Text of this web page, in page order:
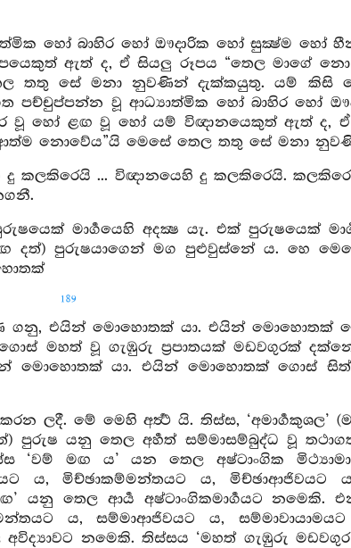
හෝ බාහිර හෝ ඖදාරික හෝ සුක්‍ෂ්ම හෝ
ඇත් ද, ඒ සියලු රූපය “තෙල මාගේ
තතු සේ මනා නුවණින් දැක්කයුතු. යම් කිසි
පච්චුප්පන්න වූ ආධ්‍යාත්මික හෝ බාහිර හෝ
වූ හෝ ළඟ වූ හෝ යම් විඥානයෙකුත් ඇත් ද, ඒ
නොවේය”යි මෙසේ තෙල තතු සේ මනා
දු කලකිරෙයි ... විඥානයෙහි දු කලකිරෙයි.
මාර්‍ගයෙහි අදක්‍ෂ යැ. එක් පුරුෂයෙක්
දත්) පුරුෂයාගෙන් මග පුළුවුස්නේ ය. හෙ
189
ගනු, එයින් මොහොතක් යා. එයින් මොහොතක්
මහත් වූ ගැඹුරු ප්‍රපාතයක් මඩවගුරක්
මොහොතක් යා. එයින් මොහොතක් ගොස්
ලදී. මේ මෙහි අර්‍ත්‍ථ යි. තිස්ස,
පුරුෂ යනු තෙල අර්‍හත් සම්මාසම්බුද්ධ වූ
‘වම් මඟ ය’ යන තෙල අෂ්ටාංගික
ය, මිච්ඡාකම්මන්තයට ය, මිච්ඡාආජිවයට
යනු තෙල ආර්‍ය අෂ්ටාංගිකමාර්‍ගයට නමෙකි.
ය, සම්මාආජිවයට ය,
අවිද්‍යාවට නමෙකි. තිස්සය ‘මහත් ගැඹුරු